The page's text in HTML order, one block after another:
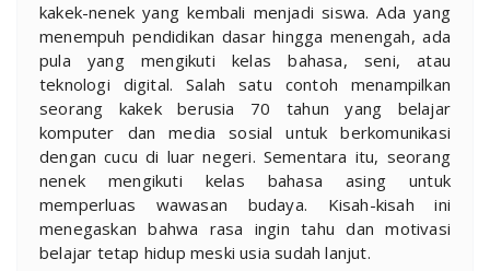
kakek-nenek yang kembali menjadi siswa. Ada yang
menempuh pendidikan dasar hingga menengah, ada
pula yang mengikuti kelas bahasa, seni, atau
teknologi digital. Salah satu contoh menampilkan
seorang kakek berusia 70 tahun yang belajar
komputer dan media sosial untuk berkomunikasi
dengan cucu di luar negeri. Sementara itu, seorang
nenek mengikuti kelas bahasa asing untuk
memperluas wawasan budaya. Kisah-kisah ini
menegaskan bahwa rasa ingin tahu dan motivasi
belajar tetap hidup meski usia sudah lanjut.